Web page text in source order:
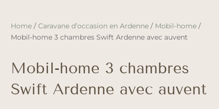
Home /Caravane d’occasion en Ardenne / Mobil-home /
Mobil-home 3 chambres Swift Ardenne avec auvent
Mobil-home 3 chambres
Swift Ardenne avec auvent